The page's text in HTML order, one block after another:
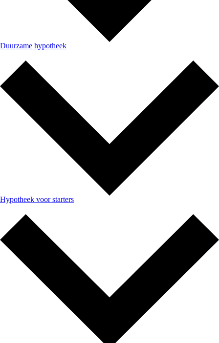
Duurzame hypotheek
Hypotheek voor starters